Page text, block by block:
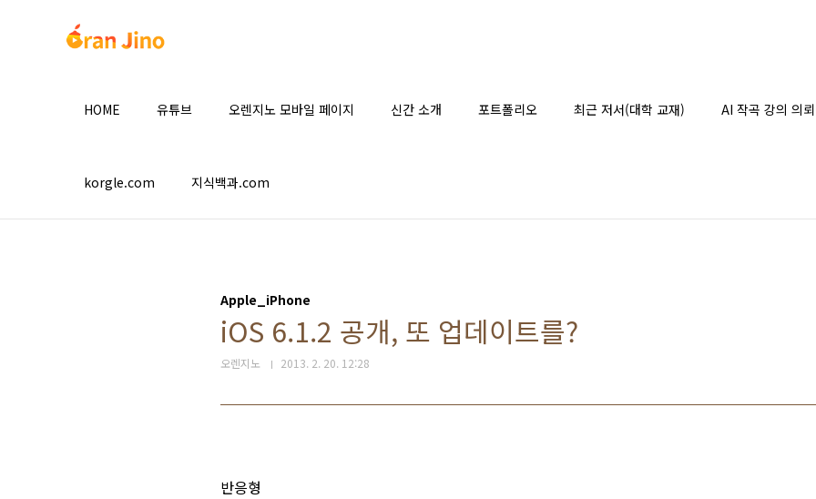
HOME 유튜브 오렌지노 모바일 페이지 신간 소개 포트폴리오 최근 저서(대학 교재) AI 작곡 강의 의뢰
korgle.com 지식백과.com
Apple_iPhone
iOS 6.1.2 공개, 또 업데이트를?
오렌지노 2013. 2. 20. 12:28
반응형